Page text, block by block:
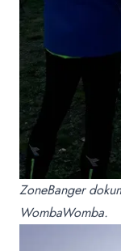
ZoneBanger
WombaWomba.